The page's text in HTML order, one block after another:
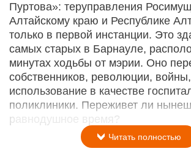
Пуртова»: теруправления
Алтайскому краю и Республике
только в первой инстанции. Это
самых старых в Барнауле,
минутах ходьбы от мэрии. Оно
собственников, революции,
использование в качестве
поликлиники. Переживет ли
равнодушное время?
Читать полностью